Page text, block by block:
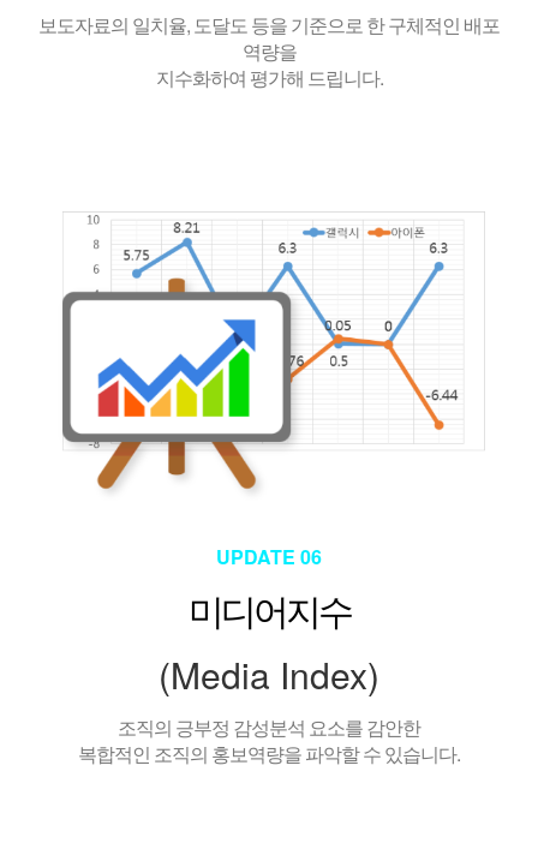
보도자료의 일치율, 도달도 등을 기준으로 한 구체적인 배포
역량을
지수화하여 평가해 드립니다.
UPDATE 06
미디어지수
(Media Index)
조직의 긍부정 감성분석 요소를 감안한
복합적인 조직의 홍보역량을 파악할 수 있습니다.